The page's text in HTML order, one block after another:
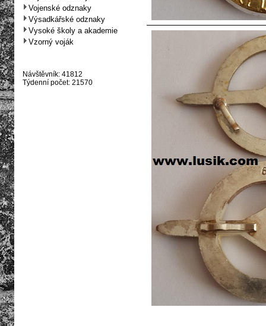
Vojenské odznaky
Výsadkářské odznaky
Vysoké školy a akademie
Vzorný voják
Návštěvník: 41812
Týdenní počet: 21570